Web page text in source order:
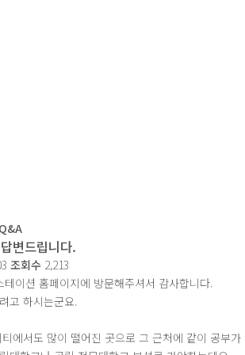
Q&A
변드립니다.
조회수 2,213
테이션 홈페이지에 방문해주셔서 감사합니다.
고 하시는군요.
에서도 많이 떨어진 곳으로 그 근처에 같이 공부